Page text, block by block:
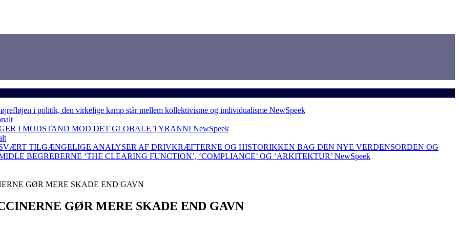
i politik, den virkelige kamp står mellem kollektivisme og individualisme NewSpeek
I MODSTAND MOD DET GLOBALE TYRANNI NewSpeek
TILGÆNGELIGE ANALYSER AF DRIVKRÆFTERNE OG HISTORIKKEN BAG DEN NYE VERDENSORDEN OG
BEGREBERNE ‘THE CLEARING FUNCTION’, ‘COMPLIANCE’ OG ‘ARKITEKTUR’ NewSpeek
GØR MERE SKADE END GAVN
GØR MERE SKADE END GAVN